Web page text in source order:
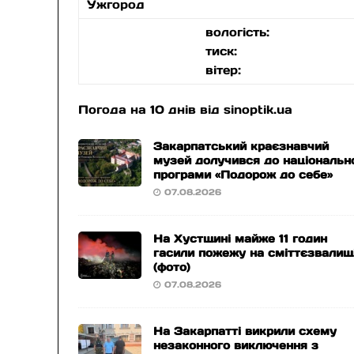
Ужгород
вологість:
тиск:
вітер:
Погода на 10 днів відsinoptik.ua
Закарпатський краєзнавчий
музей долучився до
програми «Подорож до себе»
07.08.2026
На Хустщині майже 11 годин
гасили пожежу на
(фото)
07.08.2026
На Закарпатті викрили схему
незаконного виключення з